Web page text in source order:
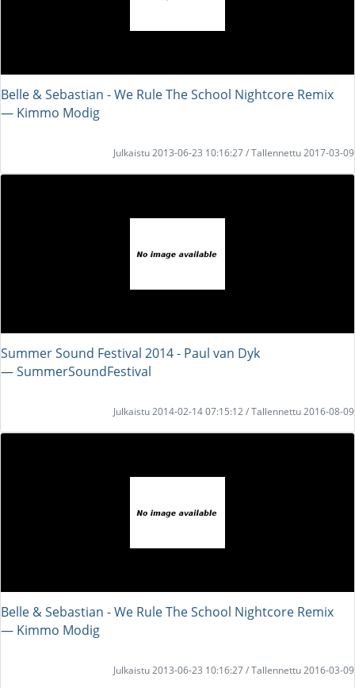
Belle & Sebastian - We Rule The School Nightcore Remix
― Kimmo Modig
Julkaistu 2013-06-23 10:16:27 / Tallennettu 2017-03-09
Summer Sound Festival 2014 - Paul van Dyk
― SummerSoundFestival
Julkaistu 2014-02-14 07:15:12 / Tallennettu 2016-08-09
Belle & Sebastian - We Rule The School Nightcore Remix
― Kimmo Modig
Julkaistu 2013-06-23 10:16:27 / Tallennettu 2016-03-09